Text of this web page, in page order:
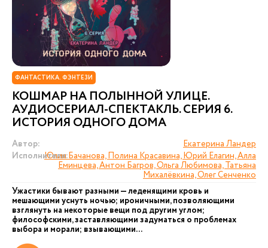
ФАНТАСТИКА. ФЭНТЕЗИ
КОШМАР НА ПОЛЫННОЙ УЛИЦЕ.
АУДИОСЕРИАЛ-СПЕКТАКЛЬ. СЕРИЯ 6.
ИСТОРИЯ ОДНОГО ДОМА
Автор:
Екатерина Ландер
Исполнители:Юлия Бачанова, Полина Красавина, Юрий Елагин, Алла
Еминцева, Антон Багров, Ольга Любимова, Татьяна
Михалёвкина, Олег Сенченко
Ужастики бывают разными — леденящими кровь и
мешающими уснуть ночью; ироничными, позволяющими
взглянуть на некоторые вещи под другим углом;
философскими, заставляющими задуматься о проблемах
выбора и морали; взывающими...